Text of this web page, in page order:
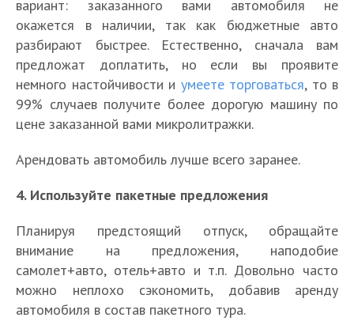
вариант: заказанного вами автомобиля не
окажется в наличии, так как бюджетные авто
разбирают быстрее. Естественно, сначала вам
предложат доплатить, но если вы проявите
немного настойчивости и умеете торговаться, то в
99% случаев получите более дорогую машину по
цене заказанной вами микролитражки.
Арендовать автомобиль лучше всего заранее.
4. Используйте пакетные предложения
Планируя предстоящий отпуск, обращайте
внимание на предложения, наподобие
самолет+авто, отель+авто и т.п. Довольно часто
можно неплохо сэкономить, добавив аренду
автомобиля в состав пакетного тура.